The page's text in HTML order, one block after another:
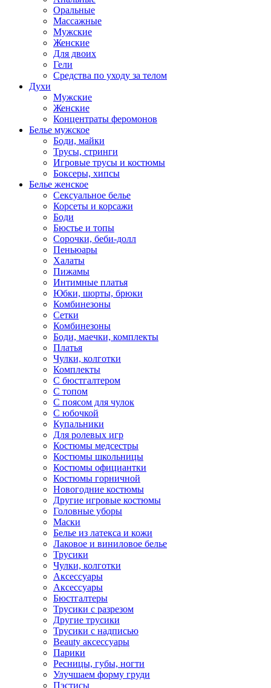
Оральные
Массажные
Мужские
Женские
Для двоих
Гели
Средства по уходу за телом
Духи
Мужские
Женские
Концентраты феромонов
Белье мужское
Боди, майки
Трусы, стринги
Игровые трусы и костюмы
Боксеры, хипсы
Белье женское
Сексуальное белье
Корсеты и корсажи
Боди
Бюстье и топы
Сорочки, беби-долл
Пеньюары
Халаты
Пижамы
Интимные платья
Юбки, шорты, брюки
Комбинезоны
Сетки
Комбинезоны
Боди, маечки, комплекты
Платья
Чулки, колготки
Комплекты
С бюстгалтером
С топом
С поясом для чулок
С юбочкой
Купальники
Для ролевых игр
Костюмы медсестры
Костюмы школьницы
Костюмы официантки
Костюмы горничной
Новогодние костюмы
Другие игровые костюмы
Головные уборы
Маски
Белье из латекса и кожи
Лаковое и виниловое белье
Трусики
Чулки, колготки
Аксессуары
Аксессуары
Бюстгалтеры
Трусики с разрезом
Другие трусики
Трусики с надписью
Beauty аксессуары
Парики
Ресницы, губы, ногти
Улучшаем форму груди
Пэстисы